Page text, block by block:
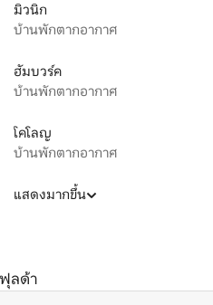
มิวนิก
บ้านพักตากอากาศ
ฮัมบวร์ค
บ้านพักตากอากาศ
โคโลญ
บ้านพักตากอากาศ
แสดงมากขึ้น
ฟุลด้า